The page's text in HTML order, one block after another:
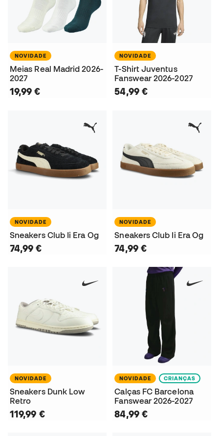
NOVIDADE
Meias Real Madrid 2026-
2027
19,99 €
NOVIDADE
T-Shirt Juventus
Fanswear 2026-2027
54,99 €
NOVIDADE
Sneakers Club Ii Era Og
74,99 €
NOVIDADE
Sneakers Club Ii Era Og
74,99 €
NOVIDADE
Sneakers Dunk Low
Retro
119,99 €
NOVIDADE CRIANÇAS
Calças FC Barcelona
Fanswear 2026-2027
84,99 €